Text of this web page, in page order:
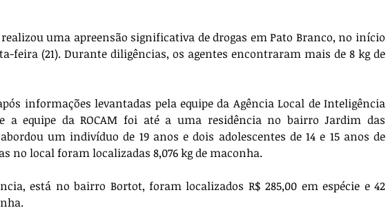
uma apreensão significativa de drogas em Pato Branco, no início
feira (21). Durante diligências, os agentes encontraram mais de 8 kg de
informações levantadas pela equipe da Agência Local de Inteligência
a equipe da ROCAM foi até a uma residência no bairro Jardim das
um indivíduo de 19 anos e dois adolescentes de 14 e 15 anos de
no local foram localizadas 8,076 kg de maconha.
está no bairro Bortot, foram localizados R$ 285,00 em espécie e 42